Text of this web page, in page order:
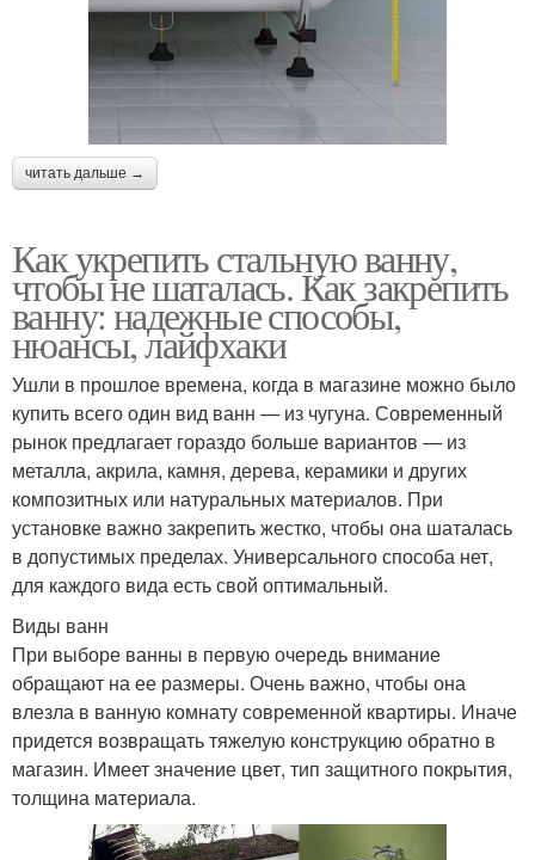
читать дальше →
Как укрепить стальную ванну,
чтобы не шаталась. Как закрепить
ванну: надежные способы,
нюансы, лайфхаки
Ушли в прошлое времена, когда в магазине можно было
купить всего один вид ванн — из чугуна. Современный
рынок предлагает гораздо больше вариантов — из
металла, акрила, камня, дерева, керамики и других
композитных или натуральных материалов. При
установке важно закрепить жестко, чтобы она шаталась
в допустимых пределах. Универсального способа нет,
для каждого вида есть свой оптимальный.
Виды ванн
При выборе ванны в первую очередь внимание
обращают на ее размеры. Очень важно, чтобы она
влезла в ванную комнату современной квартиры. Иначе
придется возвращать тяжелую конструкцию обратно в
магазин. Имеет значение цвет, тип защитного покрытия,
толщина материала.